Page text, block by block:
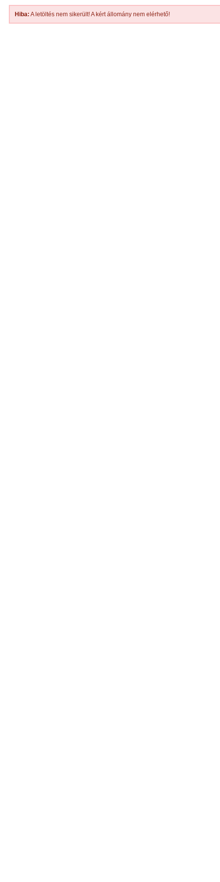
Hiba: A letöltés nem sikerült! A kért állomány nem elérhető!